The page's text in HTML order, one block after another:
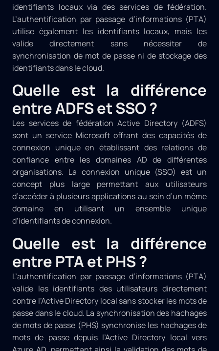
identifiants locaux via des services de fédération.
L’authentification par passage d’informations (PTA)
utilise également les identifiants locaux, mais les
valide directement sans nécessiter de
synchronisation de mot de passe ni de stockage des
identifiants dans le cloud.
Quelle est la différence
entre ADFS et SSO ?
Les services de fédération Active Directory (ADFS)
sont un service Microsoft offrant des capacités de
connexion unique en établissant des relations de
confiance entre les domaines AD de différentes
organisations. La connexion unique (SSO) est un
concept plus large permettant aux utilisateurs
d’accéder à plusieurs applications au sein d’un même
domaine en utilisant un ensemble unique
d’identifiants de connexion.
Quelle est la différence
entre PTA et PHS ?
L’authentification par passage d’informations (PTA)
valide les identifiants des utilisateurs directement
contre l’Active Directory local sans stocker les mots de
passe dans le cloud. La synchronisation des hachages
de mots de passe (PHS) synchronise les hachages de
mots de passe depuis l’Active Directory local vers